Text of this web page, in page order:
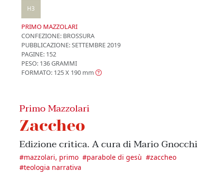
H3
PRIMO MAZZOLARI
CONFEZIONE: BROSSURA
PUBBLICAZIONE:SETTEMBRE 2019
PAGINE: 152
PESO: 136 GRAMMI
FORMATO: 125 X 190 mm
Primo Mazzolari
Zaccheo
Edizione critica. A cura di Mario Gnocchi
#mazzolari, primo #parabole di gesù #zaccheo
#teologia narrativa